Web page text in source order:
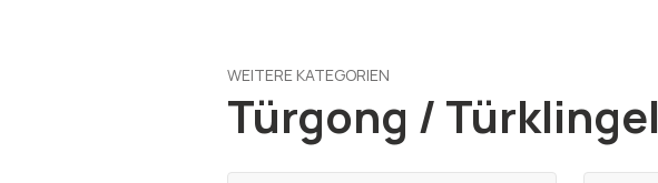
WEITERE KATEGORIEN
Türgong / Türklingel